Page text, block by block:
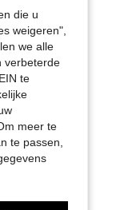
XS
die u
weigeren",
we alle
verbeterde
te
meer te
te passen,